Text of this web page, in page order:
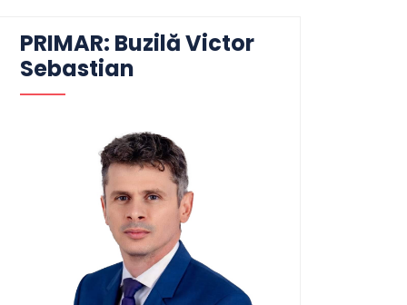
PRIMAR: Buzilă Victor
Sebastian